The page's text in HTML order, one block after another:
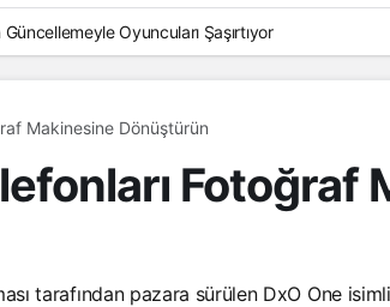
Oyuncuları Şaşırtıyor
Makinesine Dönüştürün
Fotoğraf
tarafından pazara sürülen DxO One